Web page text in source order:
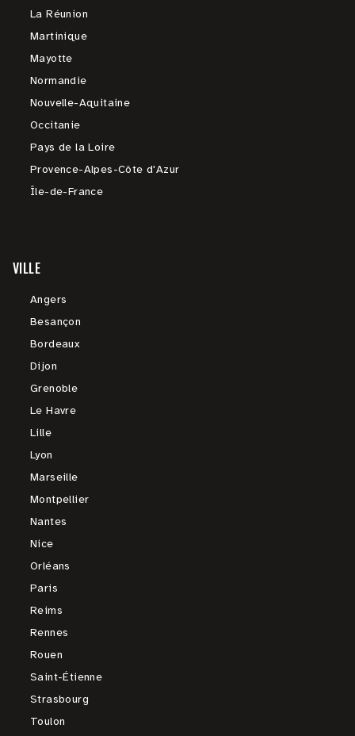
La Réunion
Martinique
Mayotte
Normandie
Nouvelle-Aquitaine
Occitanie
Pays de la Loire
Provence-Alpes-Côte d'Azur
Île-de-France
VILLE
Angers
Besançon
Bordeaux
Dijon
Grenoble
Le Havre
Lille
Lyon
Marseille
Montpellier
Nantes
Nice
Orléans
Paris
Reims
Rennes
Rouen
Saint-Étienne
Strasbourg
Toulon